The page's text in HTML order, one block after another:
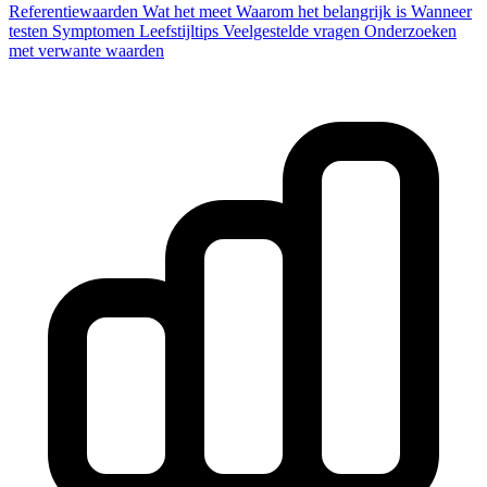
Referentiewaarden Wat het meet Waarom het belangrijk is Wanneer
testen Symptomen Leefstijltips Veelgestelde vragen Onderzoeken
met verwante waarden